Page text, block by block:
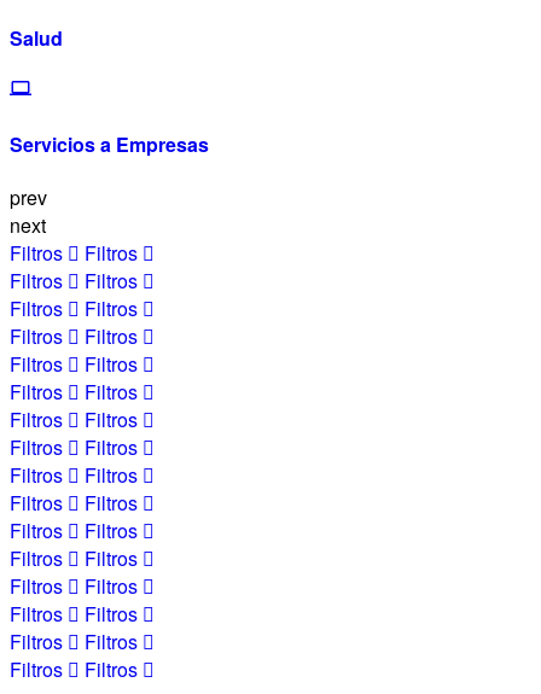
Salud
Servicios a Empresas
prev
next
Filtros
Filtros
Filtros
Filtros
Filtros
Filtros
Filtros
Filtros
Filtros
Filtros
Filtros
Filtros
Filtros
Filtros
Filtros
Filtros
Filtros
Filtros
Filtros
Filtros
Filtros
Filtros
Filtros
Filtros
Filtros
Filtros
Filtros
Filtros
Filtros
Filtros
Filtros
Filtros